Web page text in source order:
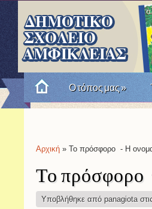
Ο τόπος μας»
Είστε εδώ
Αρχική » Το πρόσφορο - Η
Το πρόσφορο
Υποβλήθηκε από panagiota